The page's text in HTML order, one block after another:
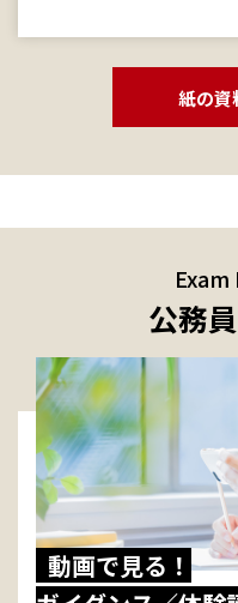
紙の資
公務
動画で見る！